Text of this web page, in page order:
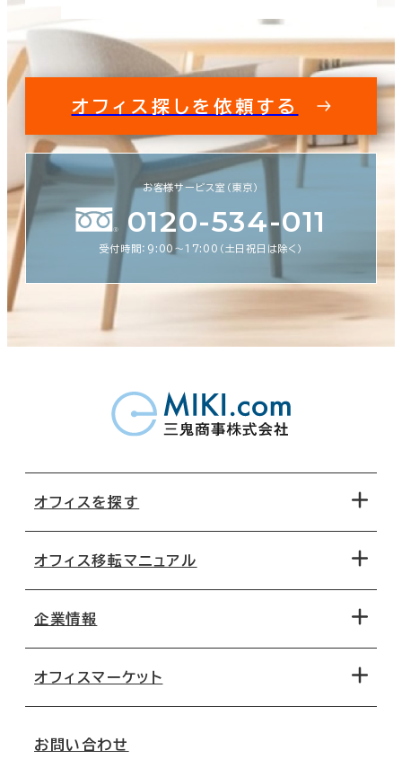
オフィス探しを依頼する
お客様サービス室（東京）
0120-534-011
受付時間：9:00〜17:00（土日祝日は除く）
オフィスを探す
地図から探す
路線・駅から探す
オフィス移転マニュアル
移転コストシミュレーション
移転スケジュール
オフィス移転Q&A
企業情報
オフィスマーケット
お問い合わせ